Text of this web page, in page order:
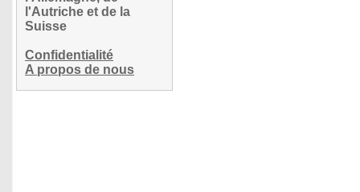
l'Autriche et de la
Suisse
Confidentialité
A propos de nous